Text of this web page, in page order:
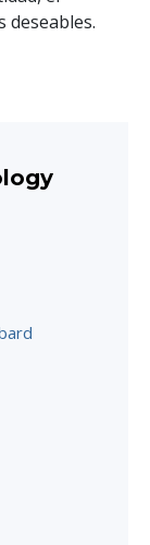
deseables.